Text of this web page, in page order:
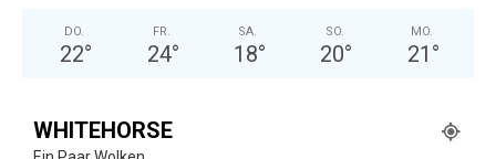
DO.
22°
FR.
24°
SA.
18°
SO.
20°
MO.
21 °
WHITEHORSE